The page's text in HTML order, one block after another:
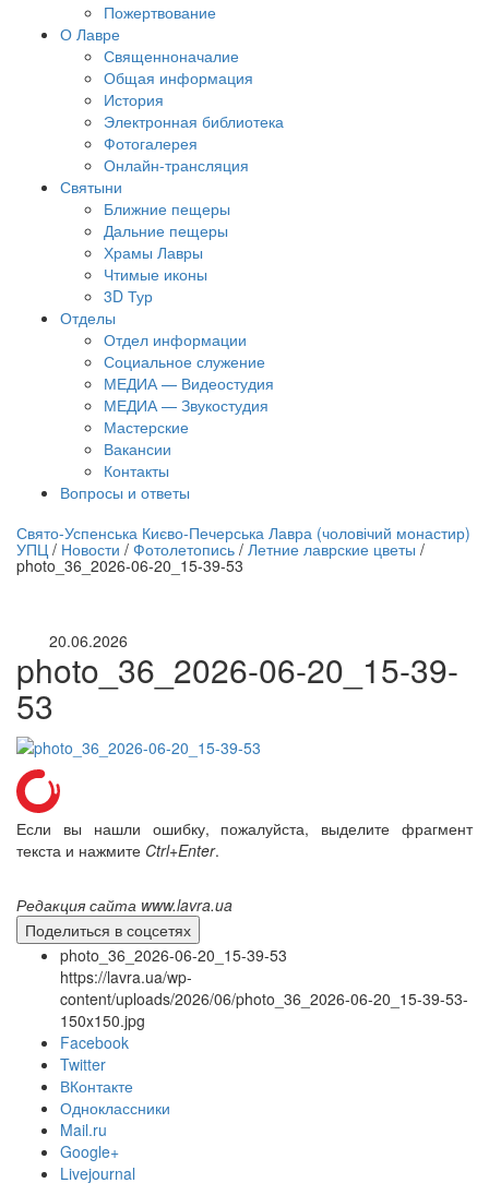
Пожертвование
О Лавре
Священноначалие
Общая информация
История
Электронная библиотека
Фотогалерея
Онлайн-трансляция
Святыни
Ближние пещеры
Дальние пещеры
Храмы Лавры
Чтимые иконы
3D Тур
Отделы
Отдел информации
Социальное служение
МЕДИА — Видеостудия
МЕДИА — Звукостудия
Мастерские
Вакансии
Контакты
Вопросы и ответы
трансляция | 12 сентября
трансляции
Онлайн трансляции
12 сентября 2015
12 сентября 2015
12 сентября 2015
12 сентября 2015
12 сентября 2015
Свято-Успенська Києво-Печерська Лавра (чоловічий монастир)
УПЦ / Новости / Фотолетопись / Летние лаврские цветы /
photo_36_2026-06-20_15-39-53
20.06.2026
photo_36_2026-06-20_15-39-
53
Если вы нашли ошибку, пожалуйста, выделите фрагмент
текста и нажмите Ctrl+Enter.
Редакция сайта www.lavra.ua
Поделиться в соцсетях
photo_36_2026-06-20_15-39-53
https://lavra.ua/wp-
content/uploads/2026/06/photo_36_2026-06-20_15-39-53-
150x150.jpg
Facebook
Twitter
ВКонтакте
Одноклассники
Mail.ru
Google+
Livejournal